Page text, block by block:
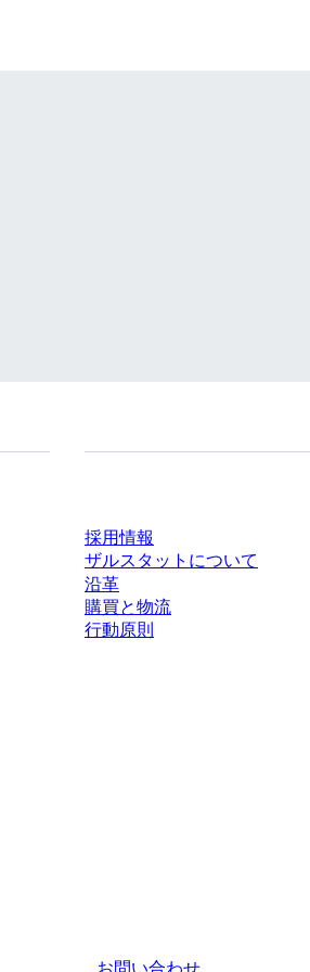
採用情報
ザルスタットについて
沿革
購買と物流
行動原則